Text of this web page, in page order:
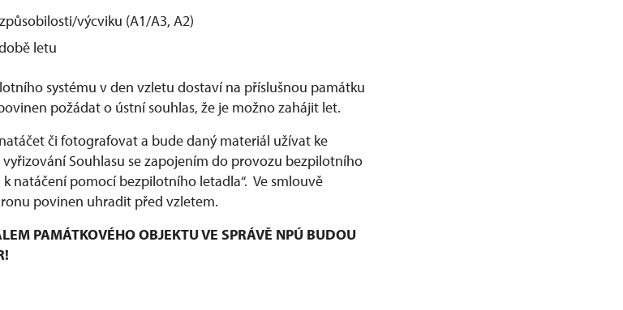
výcviku (A1/A3, A2)
letu
systému v den vzletu dostaví na příslušnou památku
požádat o ústní souhlas, že je možno zahájit let.
či fotografovat a bude daný materiál užívat ke
Souhlasu se zapojením do provozu bezpilotního
natáčení pomocí bezpilotního letadla“. Ve smlouvě
povinen uhradit před vzletem.
PAMÁTKOVÉHO OBJEKTU VE SPRÁVĚ NPÚ BUDOU